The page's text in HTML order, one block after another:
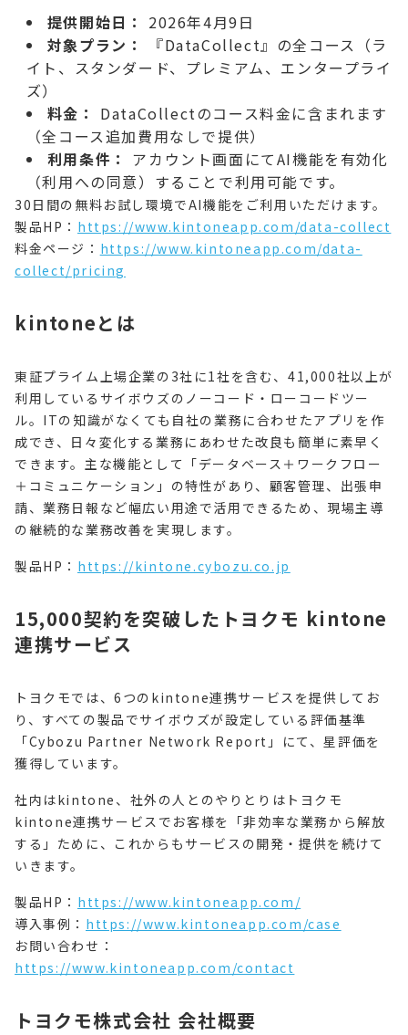
提供開始日：
2026年4月9日
対象プラン：
『DataCollect』の全コース（ラ
イト、スタンダード、プレミアム、エンタープライ
ズ）
料金：
DataCollectのコース料金に含まれます
（全コース追加費用なしで提供）
利用条件：
アカウント画面にてAI機能を有効化
（利用への同意）することで利用可能です。
30日間の無料お試し環境でAI機能をご利用いただけます。
製品HP： https://www.kintoneapp.com/data-collect
料金ページ： https://www.kintoneapp.com/data-
collect/pricing
kintoneとは
東証プライム上場企業の3社に1社を含む、41,000社以上が
利用しているサイボウズのノーコード・ローコードツー
ル。ITの知識がなくても自社の業務に合わせたアプリを作
成でき、日々変化する業務にあわせた改良も簡単に素早く
できます。主な機能として「データベース＋ワークフロー
＋コミュニケーション」の特性があり、顧客管理、出張申
請、業務日報など幅広い用途で活用できるため、現場主導
の継続的な業務改善を実現します。
製品HP： https://kintone.cybozu.co.jp
15,000契約を突破したトヨクモ kintone
連携サービス
トヨクモでは、6つのkintone連携サービスを提供してお
り、すべての製品でサイボウズが設定している評価基準
「Cybozu Partner Network Report」にて、星評価を
獲得しています。
社内はkintone、社外の人とのやりとりはトヨクモ
kintone連携サービスでお客様を「非効率な業務から解放
する」ために、これからもサービスの開発・提供を続けて
いきます。
製品HP： https://www.kintoneapp.com/
導入事例： https://www.kintoneapp.com/case
お問い合わせ：
https://www.kintoneapp.com/contact
トヨクモ株式会社 会社概要